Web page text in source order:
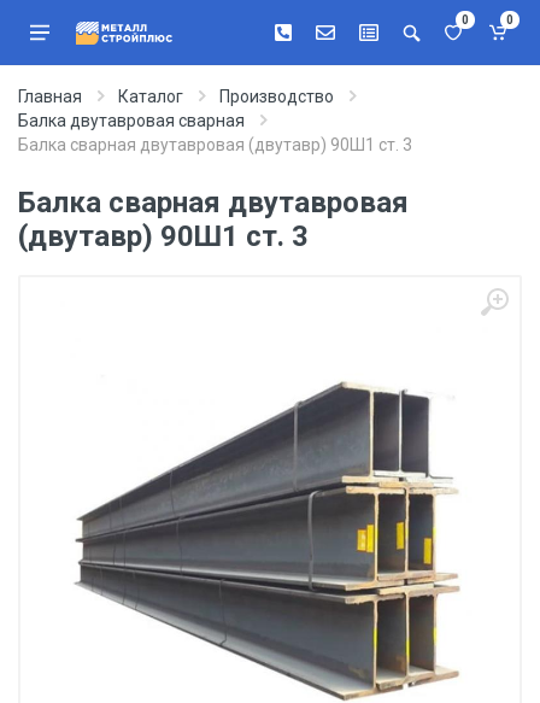
0 0
Главная Каталог
Производство
Балка двутавровая сварная
Балка сварная двутавровая (двутавр) 90Ш1 ст. 3
Балка сварная двутавровая
(двутавр) 90Ш1 ст. 3